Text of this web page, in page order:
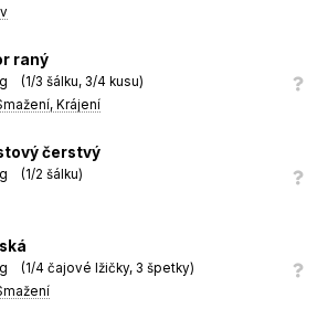
raný
g (1/3 šálku, 3/4 kusu)
Krájení
čerstvý
g (1/2 šálku)
g (1/4 čajové lžičky, 3 špetky)